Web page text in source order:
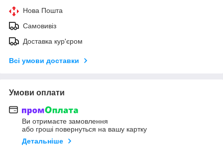
Нова Пошта
Самовивіз
Доставка кур'єром
Всі умови доставки
Умови оплати
Ви отримаєте замовлення
або гроші повернуться на вашу картку
Детальніше